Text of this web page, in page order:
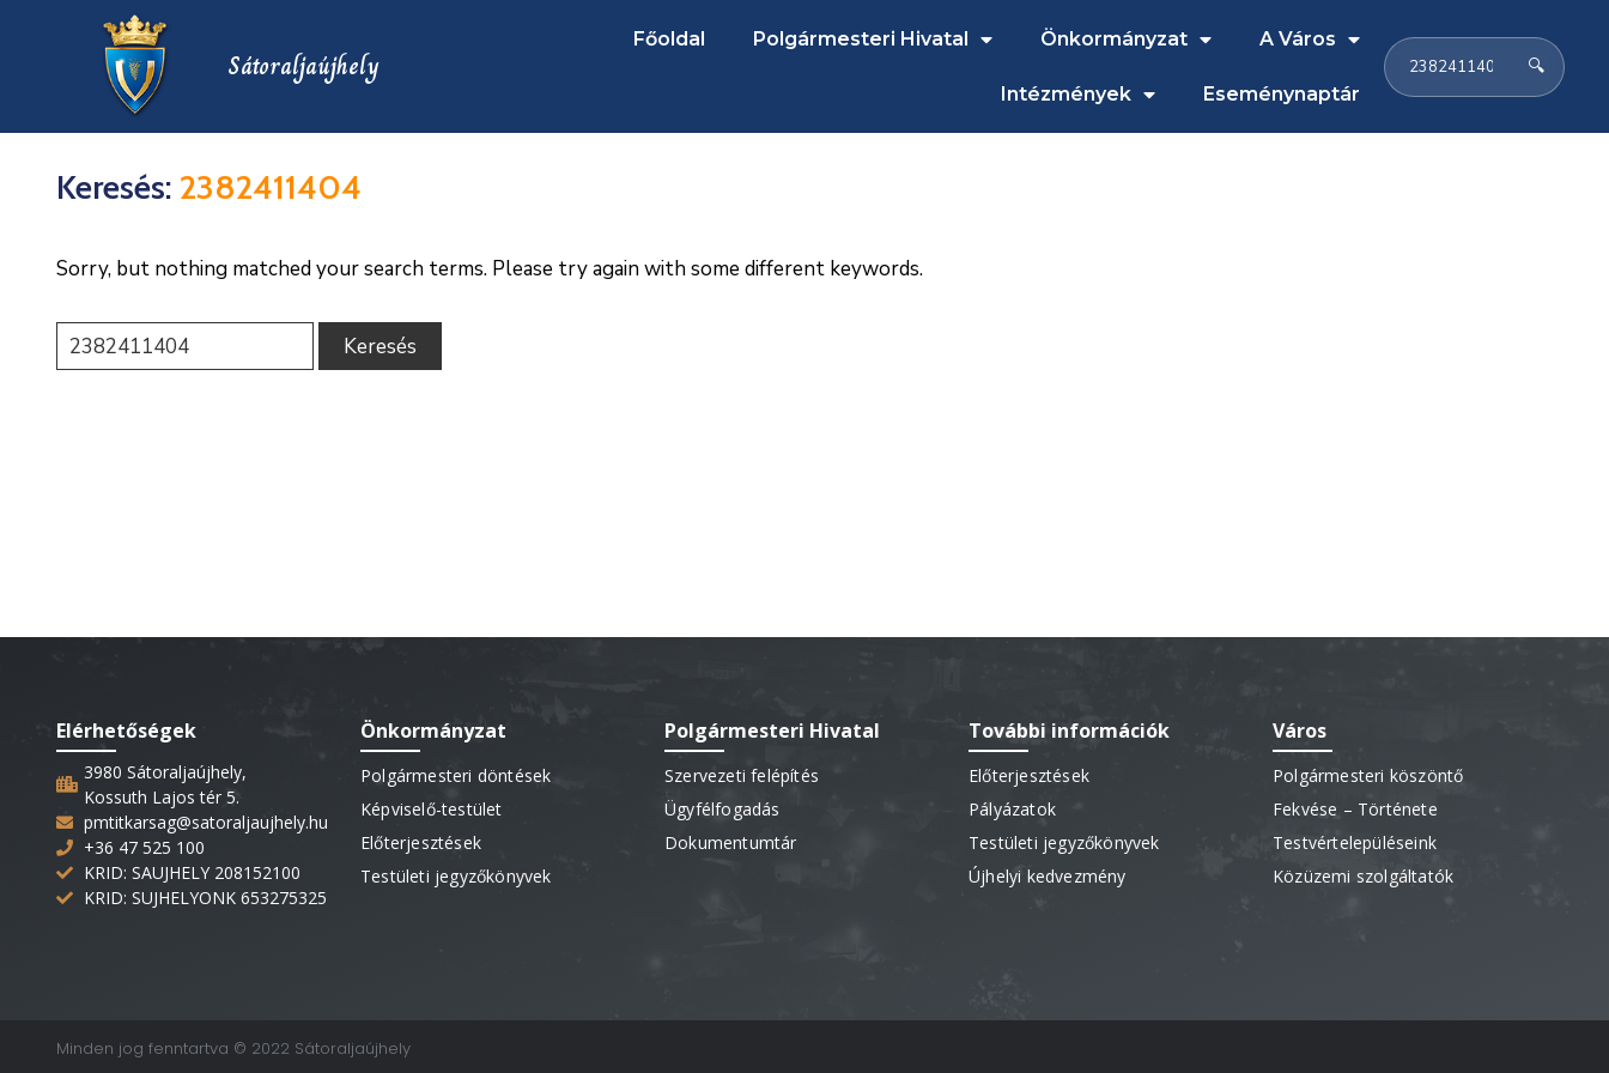
Sátoraljaújhely
Főoldal Polgármesteri Hivatal Önkormányzat A Város
Intézmények Eseménynaptár
🔍
Keresés: 2382411404
Sorry, but nothing matched your search terms. Please try again with some different keywords.
Elérhetőségek
3980 Sátoraljaújhely,
Kossuth Lajos tér 5.
pmtitkarsag@satoraljaujhely.hu
+36 47 525 100
KRID: SAUJHELY 208152100
KRID: SUJHELYONK 653275325
Önkormányzat
Polgármesteri döntések
Képviselő-testület
Előterjesztések
Testületi jegyzőkönyvek
Polgármesteri Hivatal
Szervezeti felépítés
Ügyfélfogadás
Dokumentumtár
További információk
Előterjesztések
Pályázatok
Testületi jegyzőkönyvek
Újhelyi kedvezmény
Város
Polgármesteri köszöntő
Fekvése – Története
Testvértelepüléseink
Közüzemi szolgáltatók
Minden jog fenntartva © 2022 Sátoraljaújhely